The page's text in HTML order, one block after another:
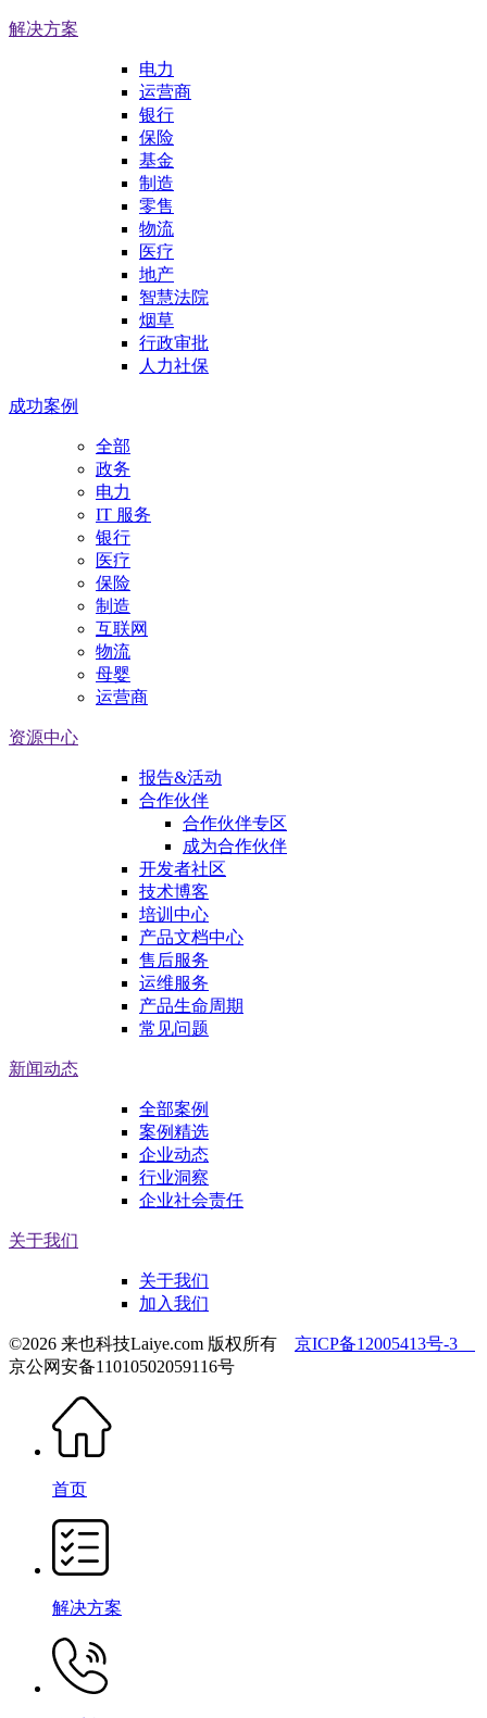
解决方案
电力
运营商
银行
保险
基金
制造
零售
物流
医疗
地产
智慧法院
烟草
行政审批
人力社保
成功案例
全部
政务
电力
IT 服务
银行
医疗
保险
制造
互联网
物流
母婴
运营商
资源中心
报告&活动
合作伙伴
合作伙伴专区
成为合作伙伴
开发者社区
技术博客
培训中心
产品文档中心
售后服务
运维服务
产品生命周期
常见问题
新闻动态
全部案例
案例精选
企业动态
行业洞察
企业社会责任
关于我们
关于我们
加入我们
©2026 来也科技Laiye.com 版权所有 京ICP备12005413号-3
京公网安备11010502059116号
首页
解决方案